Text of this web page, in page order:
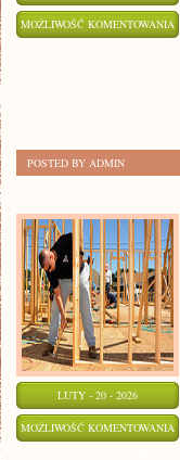
MOŻLIWOŚĆ KOMENTOWANIA
POSTED BY ADMIN
LUTY - 20 - 2026
MOŻLIWOŚĆ KOMENTOWANIA